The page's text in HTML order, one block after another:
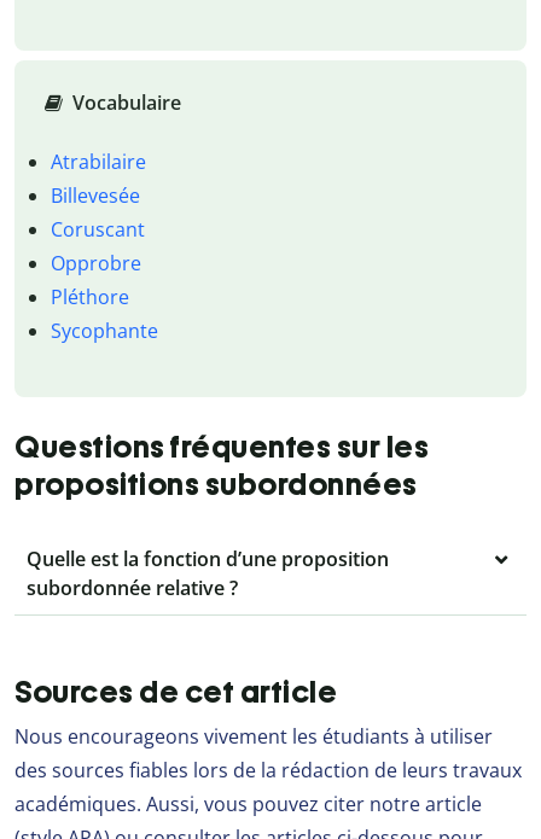
Vocabulaire
Atrabilaire
Billevesée
Coruscant
Opprobre
Pléthore
Sycophante
Questions fréquentes sur les
propositions subordonnées
Quelle est la fonction d’une proposition
subordonnée relative ?
Sources de cet article
Nous encourageons vivement les étudiants à utiliser
des sources fiables lors de la rédaction de leurs travaux
académiques. Aussi, vous pouvez citer notre article